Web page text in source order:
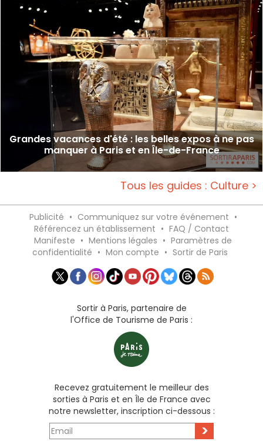
Grandes vacances d'été : les belles expos à ne pas
manquer à Paris et en Île-de-France
Tous les guides : Culture >
Publicité • Communiquez sur votre événement •
Référencez un établissement • FAQ / Contact
Manifeste • Mentions légales • Paramètres de
confidentialité • Mon compte • Sortir de Paris
Sortir à Paris, partenaire de
l'Office de Tourisme de Paris :
Recevez gratuitement le meilleur des
sorties à Paris et en Île de France avec
notre newsletter, inscription ci-dessous :
>